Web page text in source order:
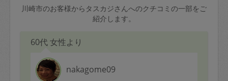
川崎市のお客様からタスカジさんへのクチコミの一部をご
紹介します。
60代 女性より
nakagome09